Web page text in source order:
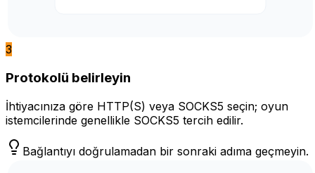
3
Protokolü belirleyin
İhtiyacınıza göre HTTP(S) veya SOCKS5 seçin; oyun
istemcilerinde genellikle SOCKS5 tercih edilir.
Bağlantıyı doğrulamadan bir sonraki adıma geçmeyin.